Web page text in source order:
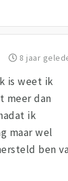
8 jaar
is weet ik
meer dan
ik
maar wel
ben